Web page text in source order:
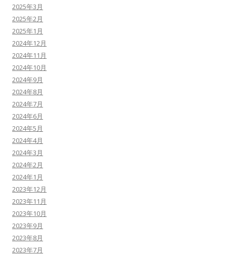
2025年3月
2025年2月
2025年1月
2024年12月
2024年11月
2024年10月
2024年9月
2024年8月
2024年7月
2024年6月
2024年5月
2024年4月
2024年3月
2024年2月
2024年1月
2023年12月
2023年11月
2023年10月
2023年9月
2023年8月
2023年7月